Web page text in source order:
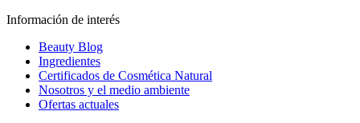
Información de interés
Beauty Blog
Ingredientes
Certificados de Cosmética Natural
Nosotros y el medio ambiente
Ofertas actuales